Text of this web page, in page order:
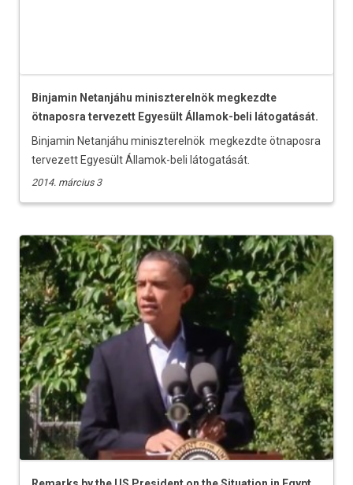
Binjamin Netanjáhu miniszterelnök megkezdte
ötnaposra tervezett Egyesült Államok-beli látogatását.
Binjamin Netanjáhu miniszterelnök megkezdte ötnaposra
tervezett Egyesült Államok-beli látogatását.
2014. március 3